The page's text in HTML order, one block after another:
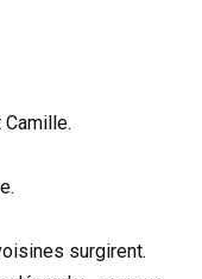
surgirent.